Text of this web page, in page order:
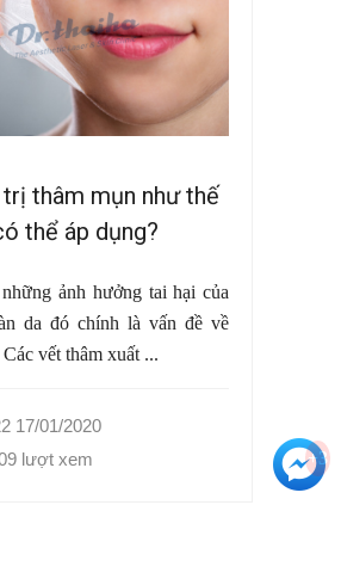
thâm mụn như thế
thể áp dụng?
ảnh hưởng tai hại của
da đó chính là vấn đề về
vết thâm xuất ...
17/01/2020
lượt xem
+3